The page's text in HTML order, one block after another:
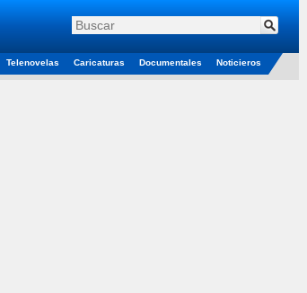
Telenovelas Caricaturas Documentales Noticieros